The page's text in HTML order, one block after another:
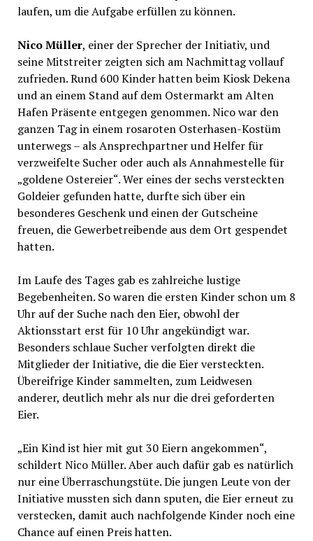
laufen, um die Aufgabe erfüllen zu können.
Nico Müller, einer der Sprecher der Initiativ, und
seine Mitstreiter zeigten sich am Nachmittag vollauf
zufrieden. Rund 600 Kinder hatten beim Kiosk Dekena
und an einem Stand auf dem Ostermarkt am Alten
Hafen Präsente entgegen genommen. Nico war den
ganzen Tag in einem rosaroten Osterhasen-Kostüm
unterwegs – als Ansprechpartner und Helfer für
verzweifelte Sucher oder auch als Annahmestelle für
„goldene Ostereier“. Wer eines der sechs versteckten
Goldeier gefunden hatte, durfte sich über ein
besonderes Geschenk und einen der Gutscheine
freuen, die Gewerbetreibende aus dem Ort gespendet
hatten.
Im Laufe des Tages gab es zahlreiche lustige
Begebenheiten. So waren die ersten Kinder schon um 8
Uhr auf der Suche nach den Eier, obwohl der
Aktionsstart erst für 10 Uhr angekündigt war.
Besonders schlaue Sucher verfolgten direkt die
Mitglieder der Initiative, die die Eier versteckten.
Übereifrige Kinder sammelten, zum Leidwesen
anderer, deutlich mehr als nur die drei geforderten
Eier.
„Ein Kind ist hier mit gut 30 Eiern angekommen“,
schildert Nico Müller. Aber auch dafür gab es natürlich
nur eine Überraschungstüte. Die jungen Leute von der
Initiative mussten sich dann sputen, die Eier erneut zu
verstecken, damit auch nachfolgende Kinder noch eine
Chance auf einen Preis hatten.